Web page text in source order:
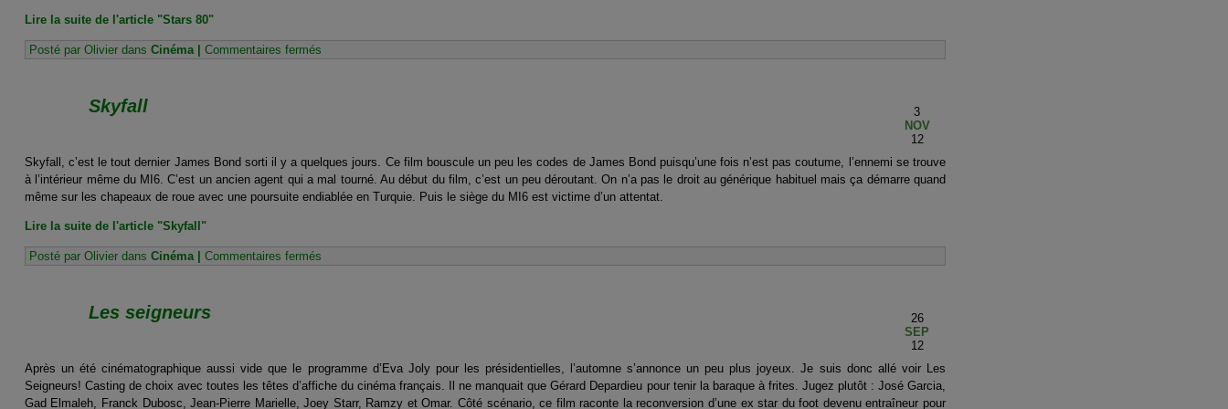
Lire la suite de l'article "Stars 80"
Posté par Olivier dans Cinéma Commentaires ferméssur
Stars
3
NOV
12
Skyfall
Skyfall, c’est le tout dernier James Bond sorti il y a quelques jours. Ce film bouscule un peu les codes de James Bond puisqu’une fois n’est pas coutume, l’ennemi se trouve
à l’intérieur même du MI6. C’est un ancien agent qui a mal tourné. Au début du film, c’est un peu déroutant. On n’a pas le droit au générique habituel mais ça démarre quand
même sur les chapeaux de roue avec une poursuite endiablée en Turquie. Puis le siège du MI6 est victime d’un attentat.
Lire la suite de l'article "Skyfall"
Posté par Olivier dans Cinéma Commentaires ferméssur
Skyfall
26
SEP
12
Les seigneurs
Après un été cinématographique aussi vide que le programme d’Eva Joly pour les présidentielles, l’automne s’annonce un peu plus joyeux. Je suis donc allé voir Les
Seigneurs! Casting de choix avec toutes les têtes d’affiche du cinéma français. Il ne manquait que Gérard Depardieu pour tenir la baraque à frites. Jugez plutôt : José Garcia,
Gad Elmaleh, Franck Dubosc, Jean-Pierre Marielle, Joey Starr, Ramzy et Omar. Côté scénario, ce film raconte la reconversion d’une ex star du foot devenu entraîneur pour